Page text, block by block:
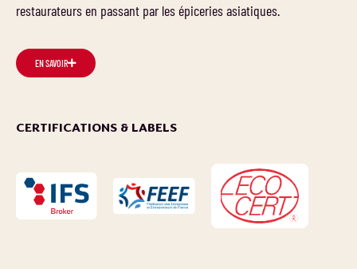
restaurateurs en passant par les épiceries asiatiques.
EN SAVOIR
CERTIFICATIONS & LABELS